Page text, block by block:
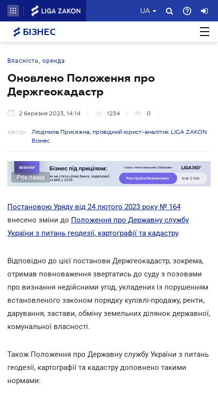
UA
БІЗНЕС
Власність, оренда
Оновлено Положення про
Держгеокадастр
2 березня 2023, 14:14 1234 0
Автор:
Людмила Присяжна, провідний юрист-аналітик LIGA ZAKON
Бізнес
Реклама
Постановою Уряду від 24 лютого 2023 року № 164
внесено зміни до Положення про Державну службу
України з питань геодезії, картографії та кадастру.
Відповідно до цієї постанови Держгеокадастр, зокрема,
отримав повноваження звертатись до суду з позовами
про визнання недійсними угод, укладених із порушенням
встановленого законом порядку купівлі-продажу, ренти,
дарування, застави, обміну земельних ділянок державної,
комунальної власності.
Також Положення про Державну службу України з питань
геодезії, картографії та кадастру доповнено такими
нормами: